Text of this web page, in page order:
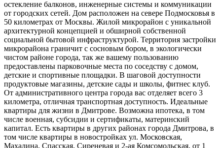
остекление балконов, инженерные системы и коммуникации
от городских сетей. Дом расположен на севере Подмосковья в
50 километрах от Москвы. Жилой микрорайон с уникальной
архитектурной концепцией и обширной собственной
социальной бытовой инфраструктурой. Территория застройки
микрорайона граничит c сосновым бором, в экологически
чистом районе города, так же вашему пользованию
предоставлены парковочные места по соседству с домом,
детские и спортивные площадки. В шаговой доступности
продуктовые магазины, детские сады и школы, фитнес клуб.
От административного центра города вас отделяет всего 3
километра, отличная транспортная доступность. Идеальные
квартиры для жизни в Дмитрове. Возможна ипотека, в том
числе военная, субсидии и сертификаты, материнский
капитал. Есть квартиры в других районах города Дмитрова, в
том числе квартиры в новостройках ул. Московская,
Махалина, Спасская, Сиреневая и 2-ая Комсомольская, от 1